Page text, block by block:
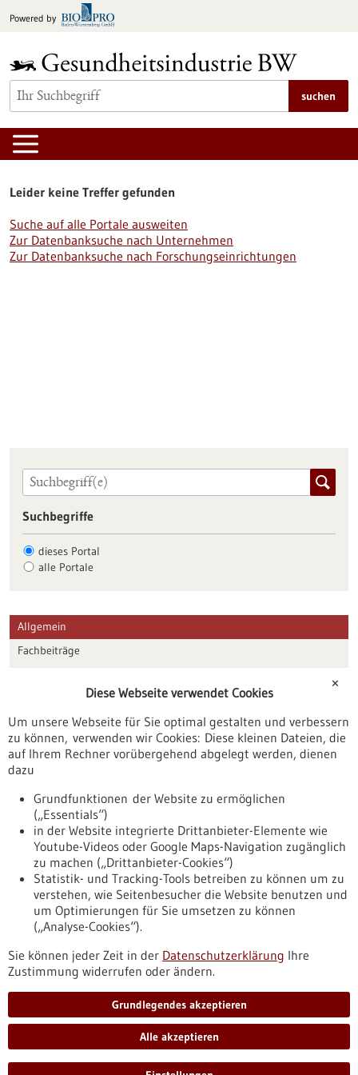
Inhalt
Powered by
suchen
Leider keine Treffer gefunden
Suche auf alle Portale ausweiten
Zur Datenbanksuche nach Unternehmen
Zur Datenbanksuche nach Forschungseinrichtungen
Suchbegriffe
dieses Portal
alle Portale
Allgemein
Fachbeiträge
Veranstaltungen
Erscheinungsdatum
Nach oben
Informiert bleiben
Newsletter abonnieren
✕
Diese Webseite verwendet Cookies
Um unsere Webseite für Sie optimal gestalten und verbessern
zu können, verwenden wir Cookies: Diese kleinen Dateien, die
auf Ihrem Rechner vorübergehend abgelegt werden, dienen
dazu
Grundfunktionen der Website zu ermöglichen
(„Essentials“)
in der Website integrierte Drittanbieter-Elemente wie
Youtube-Videos oder Google Maps-Navigation zugänglich
zu machen („Drittanbieter-Cookies“)
Statistik- und Tracking-Tools betreiben zu können um zu
verstehen, wie Seitenbesucher die Website benutzen und
um Optimierungen für Sie umsetzen zu können
(„Analyse-Cookies“).
Sie können jeder Zeit in der Datenschutzerklärung Ihre
Zustimmung widerrufen oder ändern.
Grundlegendes akzeptieren
Alle akzeptieren